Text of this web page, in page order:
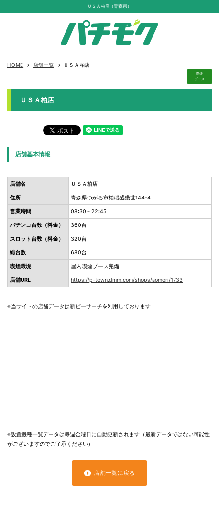
ＵＳＡ柏店（青森県）
HOME keyboard_arrow_right 店舗一覧 keyboard_arrow_right ＵＳＡ柏店
喫煙
ブース
ＵＳＡ柏店
店舗基本情報
店舗名 ＵＳＡ柏店
住所 青森県つがる市柏稲盛幾世144-4
営業時間 08:30～22:45
パチンコ台数（料金） 360台
スロット台数（料金） 320台
総台数 680台
喫煙環境 屋内喫煙ブース完備
店舗URL https://p-town.dmm.com/shops/aomori/1733
※当サイトの店舗データは新ピーサーチを利用しております
※設置機種一覧データは毎週金曜日に自動更新されます（最新データではない可能性
がございますのでご了承ください）
店舗一覧に戻る